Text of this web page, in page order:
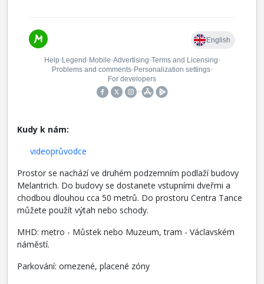
Kudy k nám:
videoprůvodce
Prostor se nachází ve druhém podzemním podlaží budovy
Melantrich. Do budovy se dostanete vstupními dveřmi a
chodbou dlouhou cca 50 metrů. Do prostoru Centra Tance
můžete použít výtah nebo schody.
MHD: metro - Můstek nebo Muzeum, tram - Václavském
náměstí.
Parkování: omezené, placené zóny